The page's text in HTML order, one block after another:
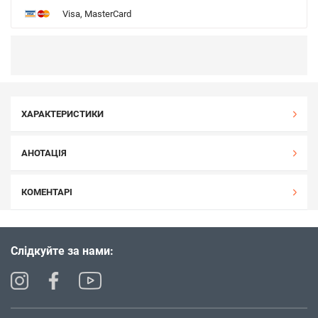
Visa, MasterCard
ХАРАКТЕРИСТИКИ
АНОТАЦІЯ
КОМЕНТАРІ
Слідкуйте за нами: